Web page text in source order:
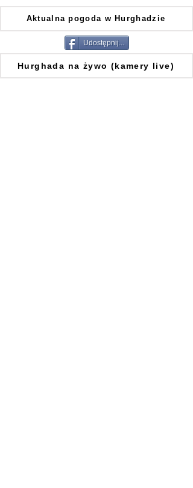
Aktualna pogoda w Hurghadzie
Udostępnij...
Hurghada na żywo (kamery live)